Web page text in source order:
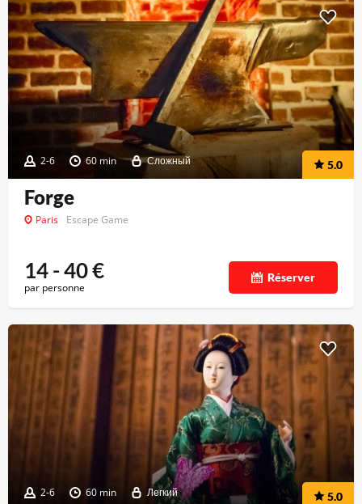
2-6 60 min Сложный 5.0
Forge
Paris Escape Game
14 - 40€
par personne
Réserver
2-6 60 min Легкий 5.0